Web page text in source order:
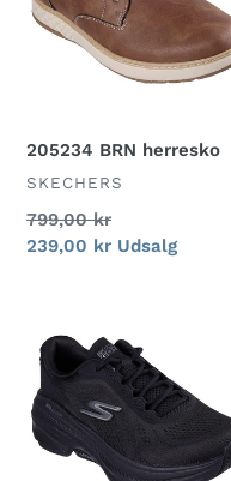
205234 BRN herresko
FORHANDLER
SKECHERS
Normalpris
799,00 kr
Udsalgspris
239,00 kr Udsalg
BBK
sorte
damesko